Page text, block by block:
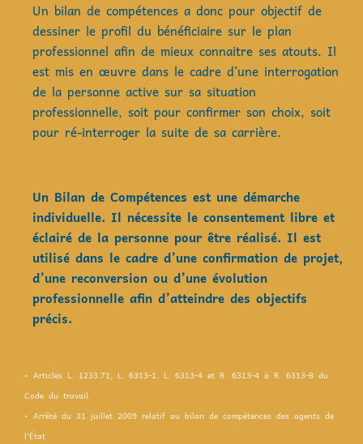
Un bilan de compétences a donc pour objectif de
dessiner le profil du bénéficiaire sur le plan
professionnel afin de mieux connaitre ses atouts. Il
est mis en œuvre dans le cadre d’une interrogation
de la personne active sur sa situation
professionnelle, soit pour confirmer son choix, soit
pour ré-interroger la suite de sa carrière.
Un Bilan de Compétences est une démarche
individuelle. Il nécessite le consentement libre et
éclairé de la personne pour être réalisé. Il est
utilisé dans le cadre d’une confirmation de projet,
d’une reconversion ou d’une évolution
professionnelle afin d’atteindre des objectifs
précis.
• Articles L. 1233.71, L. 6313-1, L. 6313-4 et R. 6313-4 à R. 6313-8 du
Code du travail.
• Arrêté du 31 juillet 2009 relatif au bilan de compétences des agents de
l’État